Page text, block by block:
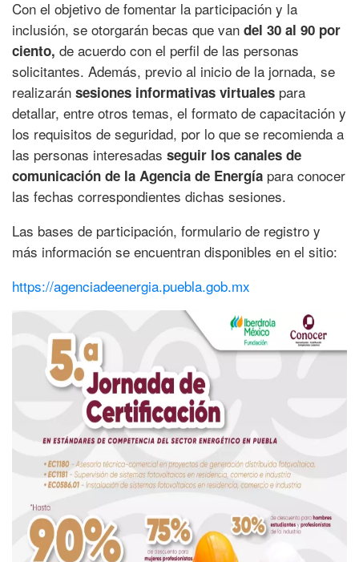
Con el objetivo de fomentar la participación y la
inclusión, se otorgarán becas que van del 30 al 90 por
ciento, de acuerdo con el perfil de las personas
solicitantes. Además, previo al inicio de la jornada, se
realizarán sesiones informativas virtuales para
detallar, entre otros temas, el formato de capacitación y
los requisitos de seguridad, por lo que se recomienda a
las personas interesadas seguir los canales de
comunicación de la Agencia de Energía para conocer
las fechas correspondientes dichas sesiones.
Las bases de participación, formulario de registro y
más información se encuentran disponibles en el sitio:
https://agenciadeenergia.puebla.gob.mx